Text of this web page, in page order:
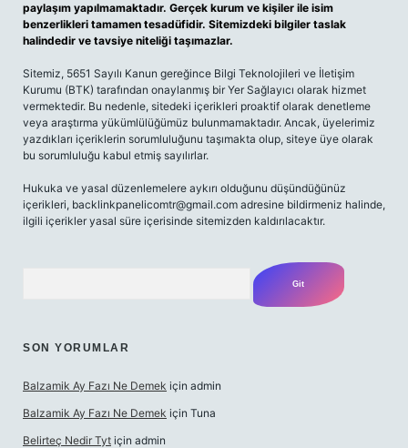
paylaşım yapılmamaktadır. Gerçek kurum ve kişiler ile isim
benzerlikleri tamamen tesadüfidir. Sitemizdeki bilgiler taslak
halindedir ve tavsiye niteliği taşımazlar.
Sitemiz, 5651 Sayılı Kanun gereğince Bilgi Teknolojileri ve İletişim
Kurumu (BTK) tarafından onaylanmış bir Yer Sağlayıcı olarak hizmet
vermektedir. Bu nedenle, sitedeki içerikleri proaktif olarak denetleme
veya araştırma yükümlülüğümüz bulunmamaktadır. Ancak, üyelerimiz
yazdıkları içeriklerin sorumluluğunu taşımakta olup, siteye üye olarak
bu sorumluluğu kabul etmiş sayılırlar.
Hukuka ve yasal düzenlemelere aykırı olduğunu düşündüğünüz
içerikleri, backlinkpanelicomtr@gmail.com adresine bildirmeniz halinde,
ilgili içerikler yasal süre içerisinde sitemizden kaldırılacaktır.
SON YORUMLAR
Balzamik Ay Fazı Ne Demek için admin
Balzamik Ay Fazı Ne Demek için Tuna
Belirteç Nedir Tyt için admin